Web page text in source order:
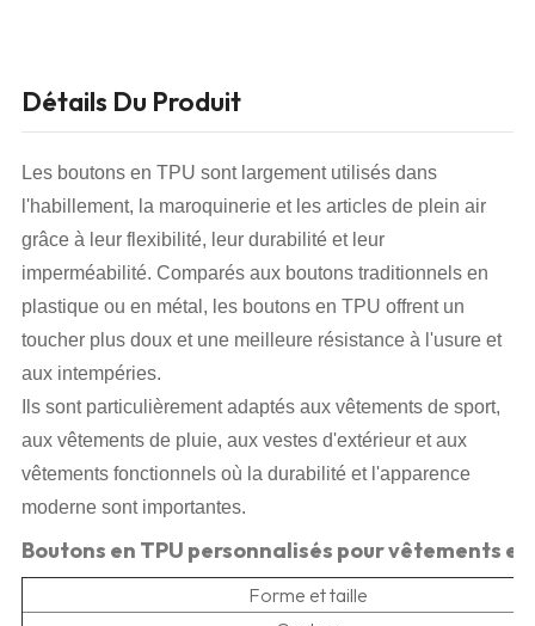
Détails Du Produit
Les boutons en TPU sont largement utilisés dans
l'habillement, la maroquinerie et les articles de plein air
grâce à leur flexibilité, leur durabilité et leur
imperméabilité. Comparés aux boutons traditionnels en
plastique ou en métal, les boutons en TPU offrent un
toucher plus doux et une meilleure résistance à l'usure et
aux intempéries.
Ils sont particulièrement adaptés aux vêtements de sport,
aux vêtements de pluie, aux vestes d'extérieur et aux
vêtements fonctionnels où la durabilité et l'apparence
moderne sont importantes.
Boutons en TPU personnalisés pour vêtements
Forme et taille